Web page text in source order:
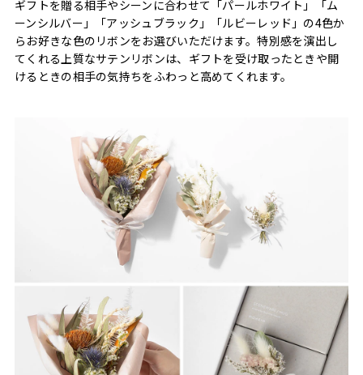
ギフトを贈る相手やシーンに合わせて「パールホワイト」「ム
ーンシルバー」「アッシュブラック」「ルビーレッド」の4色か
らお好きな色のリボンをお選びいただけます。特別感を演出し
てくれる上質なサテンリボンは、ギフトを受け取ったときや開
けるときの相手の気持ちをふわっと高めてくれます。